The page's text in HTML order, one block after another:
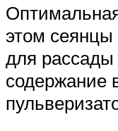
этом сеянцы
для
содержание